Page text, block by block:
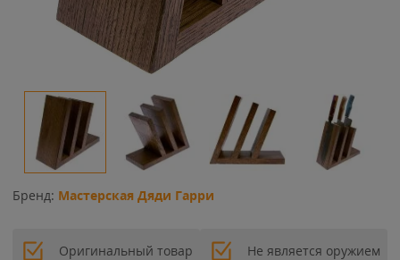
Бренд: Мастерская Дяди Гарри
Оригинальный товар Не является оружием